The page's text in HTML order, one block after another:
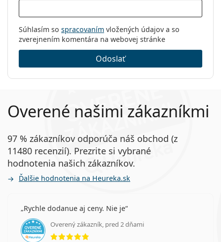
Súhlasím so spracovaním vložených údajov a so
zverejnením komentára na webovej stránke
Odoslať
Overené našimi zákazníkmi
97 % zákazníkov odporúča náš obchod (z
11480 recenzií). Prezrite si vybrané
hodnotenia našich zákazníkov.
Ďalšie hodnotenia na Heureka.sk
Rychle dodanue aj ceny. Nie je
Overený zákazník, pred 2 dňami
hodnotenie 5 z 5